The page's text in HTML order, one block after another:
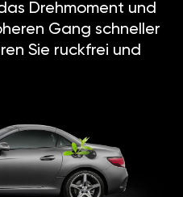
Drehmoment und
Gang schneller
Sie ruckfrei und